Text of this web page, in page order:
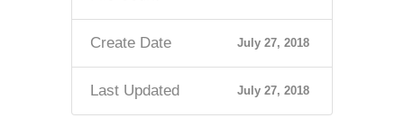
Create Date July 27, 2018
Last Updated July 27, 2018